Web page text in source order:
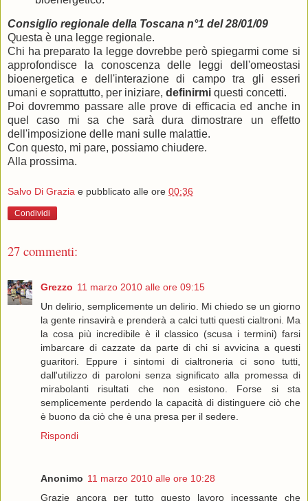
Consiglio regionale della Toscana n°1 del 28/01/09
Questa è una legge regionale.
Chi ha preparato la legge dovrebbe però spiegarmi come si
approfondisce la conoscenza delle leggi dell'omeostasi
bioenergetica e dell'interazione di campo tra gli esseri
umani e soprattutto, per iniziare, definirmi questi concetti.
Poi dovremmo passare alle prove di efficacia ed anche in
quel caso mi sa che sarà dura dimostrare un effetto
dell'imposizione delle mani sulle malattie.
Con questo, mi pare, possiamo chiudere.
Alla prossima.
Salvo Di Grazia e pubblicato alle ore 00:36
Condividi
27 commenti:
Grezzo 11 marzo 2010 alle ore 09:15
Un delirio, semplicemente un delirio. Mi chiedo se un giorno
la gente rinsavirà e prenderà a calci tutti questi cialtroni. Ma
la cosa più incredibile è il classico (scusa i termini) farsi
imbarcare di cazzate da parte di chi si avvicina a questi
guaritori. Eppure i sintomi di cialtroneria ci sono tutti,
dall'utilizzo di paroloni senza significato alla promessa di
mirabolanti risultati che non esistono. Forse si sta
semplicemente perdendo la capacità di distinguere ciò che
è buono da ciò che è una presa per il sedere.
Rispondi
Anonimo 11 marzo 2010 alle ore 10:28
Grazie ancora per tutto questo lavoro incessante che